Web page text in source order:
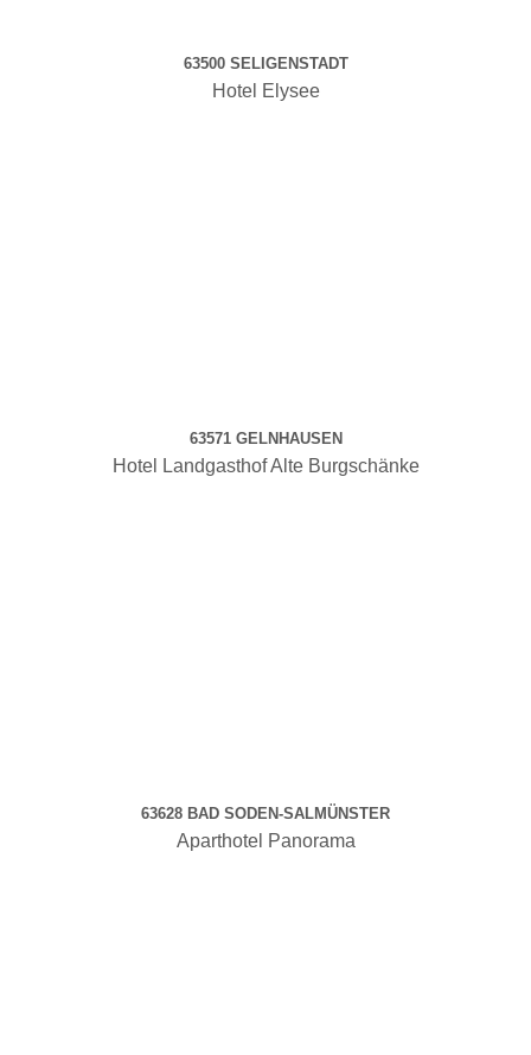
63500 SELIGENSTADT
Hotel Elysee
63571 GELNHAUSEN
Hotel Landgasthof Alte Burgschänke
63628 BAD SODEN-SALMÜNSTER
Aparthotel Panorama